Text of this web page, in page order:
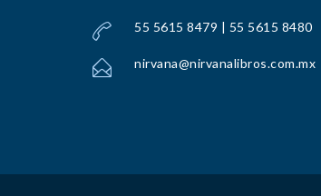
55 5615 8479 | 55 5615 8480
nirvana@nirvanalibros.com.mx